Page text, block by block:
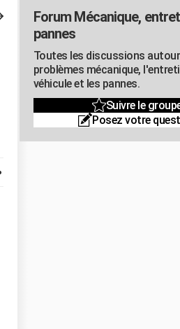
Forum Mécanique,
pannes
Toutes les discussions
problèmes mécanique,
véhicule et les pannes.
Suivre le
Posez votre